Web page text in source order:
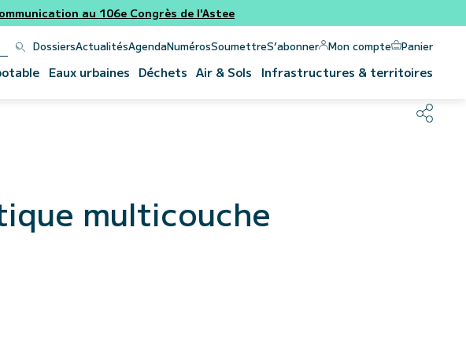
au 106e Congrès de l'Astee
DossiersActualitésAgendaNumérosSoumettreS’abonner Mon compte Panier
Eaux urbaines Déchets Air & Sols Infrastructures & territoires
multicouche